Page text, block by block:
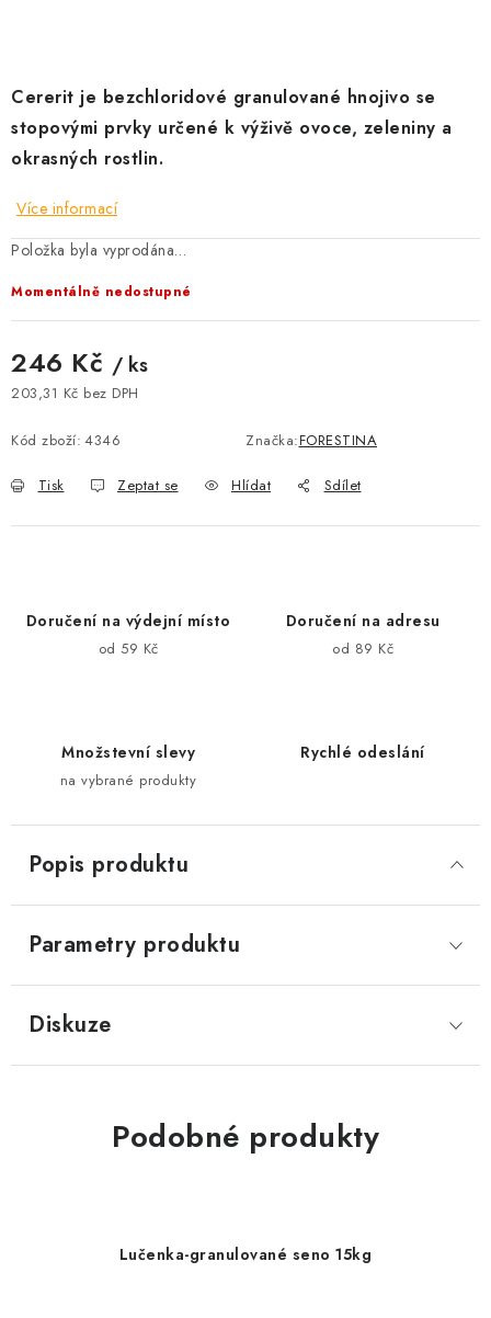
ZNAČKY
Slevy Naše prodejna
Detail objednávky
Podmínky ochrany osobních údajů
Mapa serveru Kontakt
Cererit je bezchloridové granulované hnojivo se
stopovými prvky určené k výživě ovoce, zeleniny a
okrasných rostlin.
Více informací
Položka byla vyprodána…
Momentálně nedostupné
246 Kč / ks
203,31 Kč bez DPH
Kód zboží: 4346 Značka:FORESTINA
Tisk Zeptat se Hlídat Sdílet
Doručení na výdejní místo
od 59 Kč
Doručení na adresu
od 89 Kč
Množstevní slevy
na vybrané produkty
Rychlé odeslání
Popis produktu
Parametry produktu
Diskuze
Podobné produkty
Lučenka-granulované seno 15kg